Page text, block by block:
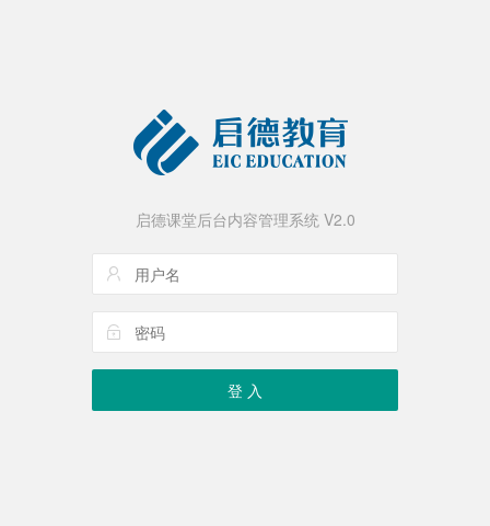
启德课堂后台内容管理系统 V2.0
登 入